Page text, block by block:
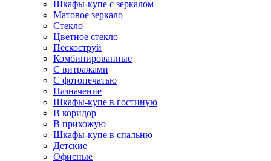
Шкафы-купе с зеркалом
Матовое зеркало
Стекло
Цветное стекло
Пескоструй
Комбинированные
С витражами
С фотопечатью
Назначение
Шкафы-купе в гостиную
В коридор
В прихожую
Шкафы-купе в спальню
Детские
Офисные